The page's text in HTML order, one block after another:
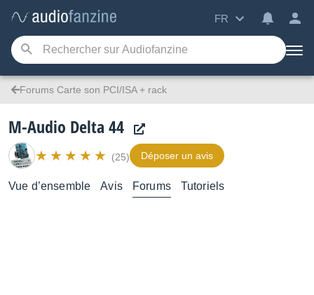
FR
Forums Carte son PCI/ISA + rack
M-Audio Delta 44
(25) Déposer un avis
Vue d’ensemble Avis Forums Tutoriels